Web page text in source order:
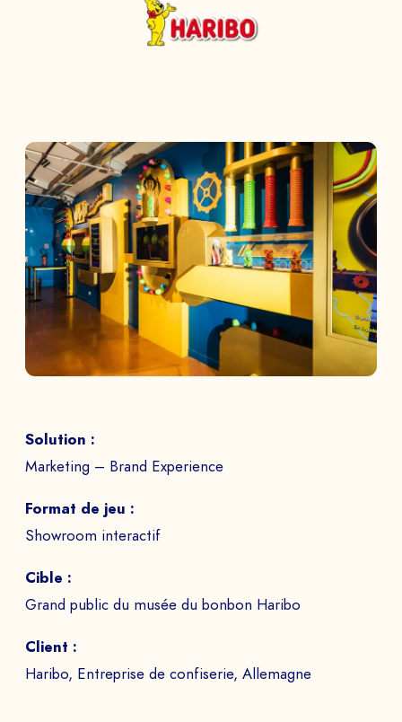
Solution :
Marketing – Brand Experience
Format de jeu :
Showroom interactif
Cible :
Grand public du musée du bonbon Haribo
Client :
Haribo, Entreprise de confiserie, Allemagne